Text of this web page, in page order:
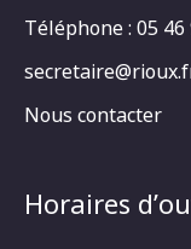
Téléphone : 05 46
Nous contacter
Horaires